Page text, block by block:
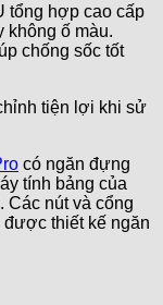
tổng hợp cao cấp
không ố màu.
chống sốc tốt
tiện lợi khi sử
có ngăn đựng
tính bảng của
Các nút và cổng
được thiết kế ngăn